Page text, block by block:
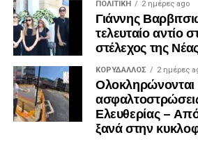
ΠΟΛΙΤΙΚΉ 2 ημέρες ago
Γιάννης
τελευταίο αντίο
στέλεχος της
ΚΟΡΥΔΑΛΛΟΣ 2 ημέρες
Ολοκληρώνονται
Ελευθερίας –
ξανά στην